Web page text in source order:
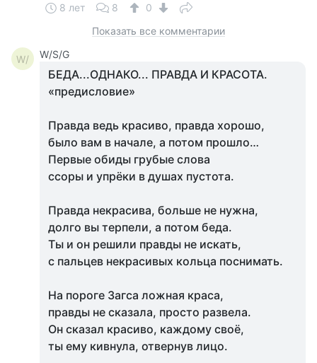
8 лет 8
0
Показать все комментарии
W/ W/S/G
БЕДА...ОДНАКО... ПРАВДА И КРАСОТА.
«предисловие»
Правда ведь красиво, правда хорошо,
было вам в начале, а потом прошло…
Первые обиды грубые слова
ссоры и упрёки в душах пустота.
Правда некрасива, больше не нужна,
долго вы терпели, а потом беда.
Ты и он решили правды не искать,
с пальцев некрасивых кольца поснимать.
На пороге Загса ложная краса,
правды не сказала, просто развела.
Он сказал красиво, каждому своё,
ты ему кивнула, отвернув лицо.